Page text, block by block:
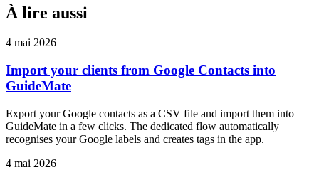
À lire aussi
4 mai 2026
Import your clients from Google Contacts into
GuideMate
Export your Google contacts as a CSV file and import them into
GuideMate in a few clicks. The dedicated flow automatically
recognises your Google labels and creates tags in the app.
4 mai 2026